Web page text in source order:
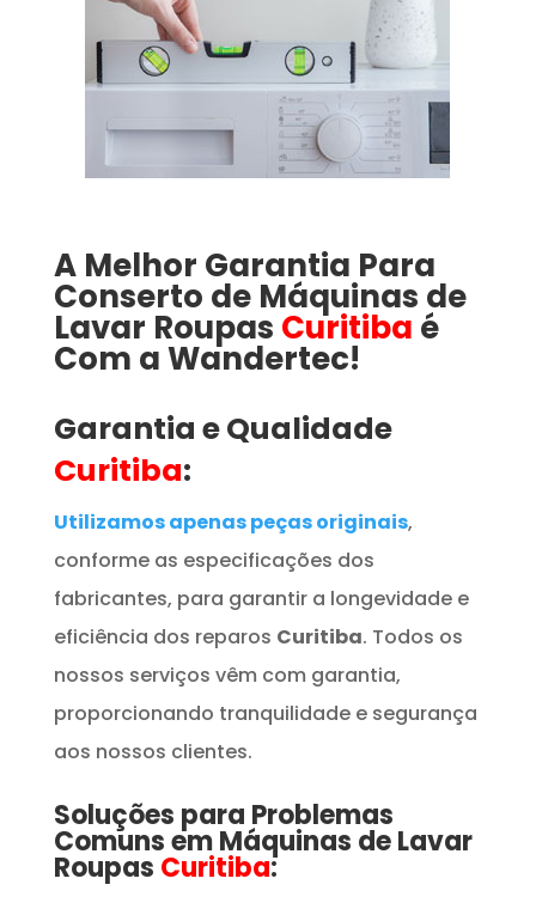
A Melhor Garantia Para
Conserto de Máquinas de
Lavar Roupas Curitiba é
Com a Wandertec!
Garantia e Qualidade
Curitiba:
Utilizamos apenas peças originais,
conforme as especificações dos
fabricantes, para garantir a longevidade e
eficiência dos reparos Curitiba. Todos os
nossos serviços vêm com garantia,
proporcionando tranquilidade e segurança
aos nossos clientes.
Soluções para Problemas
Comuns emMáquinas de Lavar
Roupas Curitiba: